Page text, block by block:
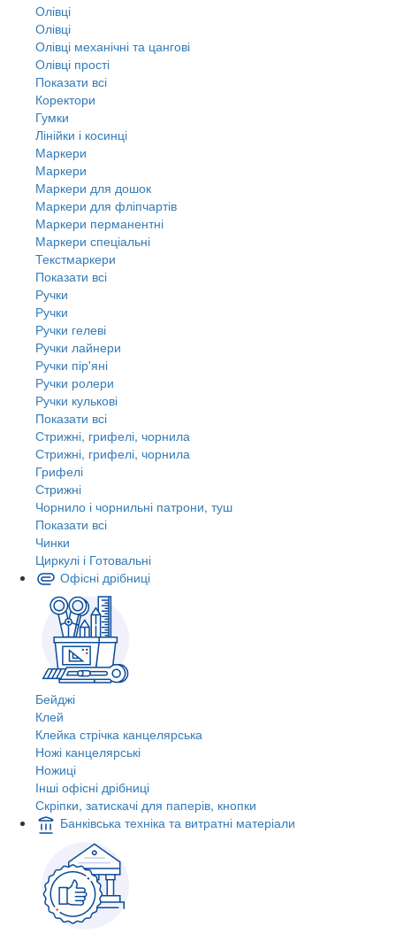
Олівці
Олівці
Олівці механічні та цангові
Олівці прості
Показати всі
Коректори
Гумки
Лінійки і косинці
Маркери
Маркери
Маркери для дошок
Маркери для фліпчартів
Маркери перманентні
Маркери спеціальні
Текстмаркери
Показати всі
Ручки
Ручки
Ручки гелеві
Ручки лайнери
Ручки пір'яні
Ручки ролери
Ручки кулькові
Показати всі
Стрижні, грифелі, чорнила
Стрижні, грифелі, чорнила
Грифелі
Стрижні
Чорнило і чорнильні патрони, туш
Показати всі
Чинки
Циркулі і Готовальні
Офісні дрібниці
Бейджі
Клей
Клейка стрічка канцелярська
Ножі канцелярські
Ножиці
Інші офісні дрібниці
Скріпки, затискачі для паперів, кнопки
Банківська техніка та витратні матеріали